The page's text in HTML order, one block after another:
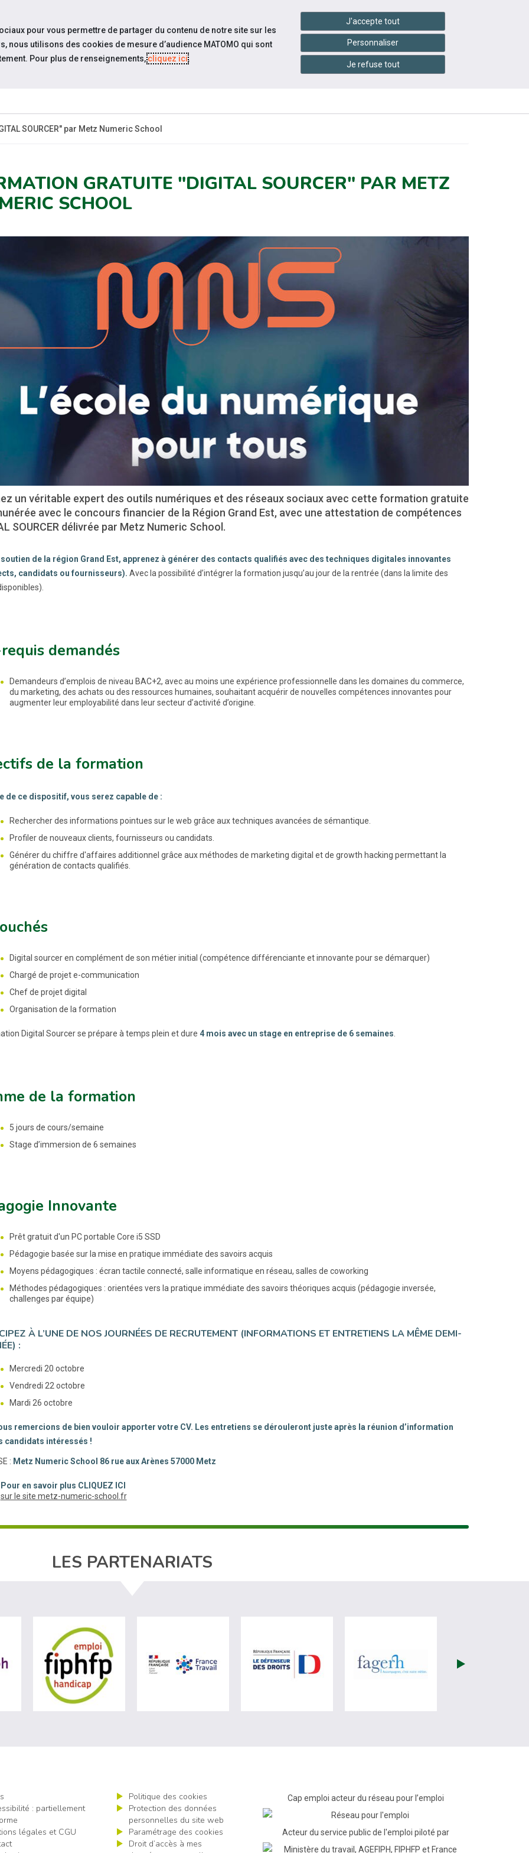
Sites du réseau settings_accessibility Accessibilité
QUI SOMMES-
ÉVÉNEMENTS
PRATIQUES
SOURCER" par Metz Numeric School
GRATUITE "DIGITAL SOURCER" PAR METZ
SCHOOL
un véritable expert des outils numériques et des réseaux sociaux avec cette formation gratuite
avec le concours financier de la Région Grand Est, avec une attestation de compétences
SOURCER délivrée par Metz Numeric School.
soutien de la région Grand Est, apprenez à générer des contacts qualifiés avec des techniques digitales innovantes
candidats ou fournisseurs). Avec la possibilité d’intégrer la formation jusqu’au jour de la rentrée (dans la limite des
demandés
Demandeurs d’emplois de niveau BAC+2, avec au moins une expérience professionnelle dans les domaines du commerce,
du marketing, des achats ou des ressources humaines, souhaitant acquérir de nouvelles compétences innovantes pour
augmenter leur employabilité dans leur secteur d’activité d’origine.
de la formation
de ce dispositif, vous serez capable de :
Rechercher des informations pointues sur le web grâce aux techniques avancées de sémantique.
Profiler de nouveaux clients, fournisseurs ou candidats.
Générer du chiffre d'affaires additionnel grâce aux méthodes de marketing digital et de growth hacking permettant la
génération de contacts qualifiés.
Digital sourcer en complément de son métier initial (compétence différenciante et innovante pour se démarquer)
Chargé de projet e-communication
Chef de projet digital
Organisation de la formation
Digital Sourcer se prépare à temps plein et dure 4 mois avec un stage en entreprise de 6 semaines
de la formation
5 jours de cours/semaine
Stage d’immersion de 6 semaines
Innovante
Prêt gratuit d'un PC portable Core i5 SSD
Pédagogie basée sur la mise en pratique immédiate des savoirs acquis
Moyens pédagogiques : écran tactile connecté, salle informatique en réseau, salles de coworking
Méthodes pédagogiques : orientées vers la pratique immédiate des savoirs théoriques acquis (pédagogie inversée,
challenges par équipe)
À L’UNE DE NOS JOURNÉES DE RECRUTEMENT (INFORMATIONS ET ENTRETIENS LA MÊME DEMI-
:
Mercredi 20 octobre
Vendredi 22 octobre
Mardi 26 octobre
remercions de bien vouloir apporter votre CV. Les entretiens se dérouleront juste après la réunion d’information
candidats intéressés !
: Metz Numeric School 86 rue aux Arènes 57000 Metz
Pour en savoir plus CLIQUEZ ICI
sur le site metz-numeric-school.fr(nouvelle fenêtre)
LES PARTENARIATS
du travail (nouvelle fenêtre)
visiter les site de Agefiph (nouvelle fenêtre)visiter les site de Fiphfp (nouvelle fenêtre)visiter les site de France Travail (nouvelle fenêtre)visiter les site de Défenseur des droits (nouvelle
visiter les site de Fagerh
: partiellement
légales et CGU
Politique des cookies
Protection des données
personnelles du site web
Paramétrage des cookies
Droit d’accès à mes
Cap emploi acteur du réseau pour l’emploi
Acteur du service public de l'emploi piloté par
pour vous permettre de partager du contenu de notre site sur les
nous utilisons des cookies de mesure d’audience MATOMO qui sont
Pour plus de renseignements,cliquez ici.
J'accepte tout
Personnaliser
Je refuse tout